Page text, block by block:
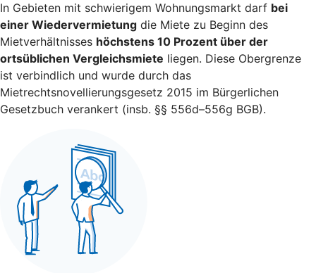
In Gebieten mit schwierigem Wohnungsmarkt darf bei
einer Wiedervermietung die Miete zu Beginn des
Mietverhältnisses höchstens 10 Prozent über der
ortsüblichen Vergleichsmiete liegen. Diese Obergrenze
ist verbindlich und wurde durch das
Mietrechtsnovellierungsgesetz 2015 im Bürgerlichen
Gesetzbuch verankert (insb. §§ 556d–556g BGB).